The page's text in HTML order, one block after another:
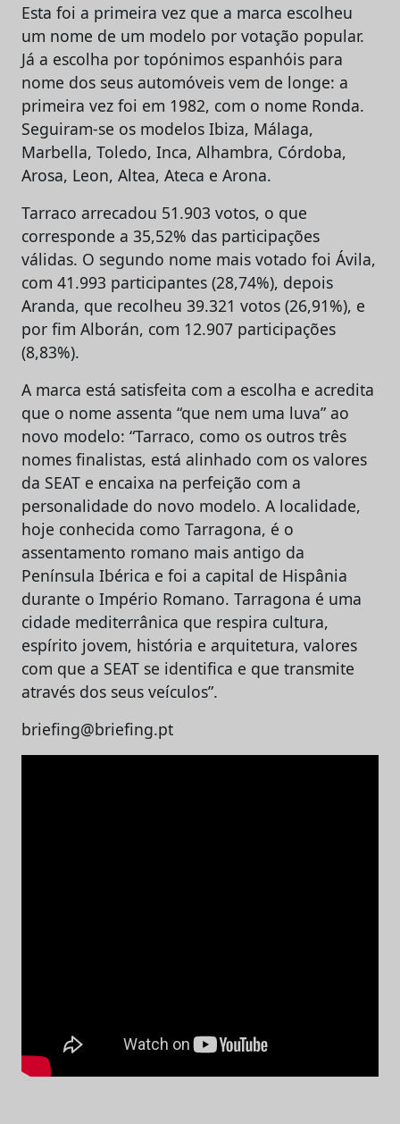
Esta foi a primeira vez que a marca escolheu
um nome de um modelo por votação popular.
Já a escolha por topónimos espanhóis para
nome dos seus automóveis vem de longe: a
primeira vez foi em 1982, com o nome Ronda.
Seguiram-se os modelos Ibiza, Málaga,
Marbella, Toledo, Inca, Alhambra, Córdoba,
Arosa, Leon, Altea, Ateca e Arona.
Tarraco arrecadou 51.903 votos, o que
corresponde a 35,52% das participações
válidas. O segundo nome mais votado foi Ávila,
com 41.993 participantes (28,74%), depois
Aranda, que recolheu 39.321 votos (26,91%), e
por fim Alborán, com 12.907 participações
(8,83%).
A marca está satisfeita com a escolha e acredita
que o nome assenta “que nem uma luva” ao
novo modelo: “Tarraco, como os outros três
nomes finalistas, está alinhado com os valores
da SEAT e encaixa na perfeição com a
personalidade do novo modelo. A localidade,
hoje conhecida como Tarragona, é o
assentamento romano mais antigo da
Península Ibérica e foi a capital de Hispânia
durante o Império Romano. Tarragona é uma
cidade mediterrânica que respira cultura,
espírito jovem, história e arquitetura, valores
com que a SEAT se identifica e que transmite
através dos seus veículos”.
briefing@briefing.pt